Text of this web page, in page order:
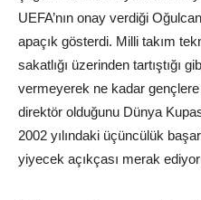
UEFA’nın onay verdiği
apaçık gösterdi. Milli takım
sakatlığı üzerinden tartıştığı
vermeyerek ne kadar
direktör olduğunu Dünya
2002 yılındaki üçüncülük
yiyecek açıkçası merak